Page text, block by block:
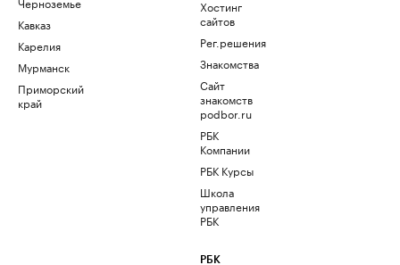
Кавказ
Карелия
Мурманск
Приморский
край
Хостинг
сайтов
Рег.решения
Знакомства
Сайт
знакомств
podbor.ru
РБК
Компании
РБК Курсы
Школа
управления
РБК
РБК